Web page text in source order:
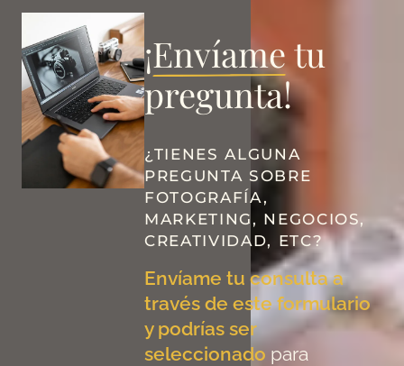
¡Envíametu
pregunta!
¿TIENES ALGUNA
PREGUNTA SOBRE
FOTOGRAFÍA,
MARKETING, NEGOCIOS,
CREATIVIDAD, ETC?
Envíame tu consulta a
través de este formulario
y podrías ser
seleccionado para